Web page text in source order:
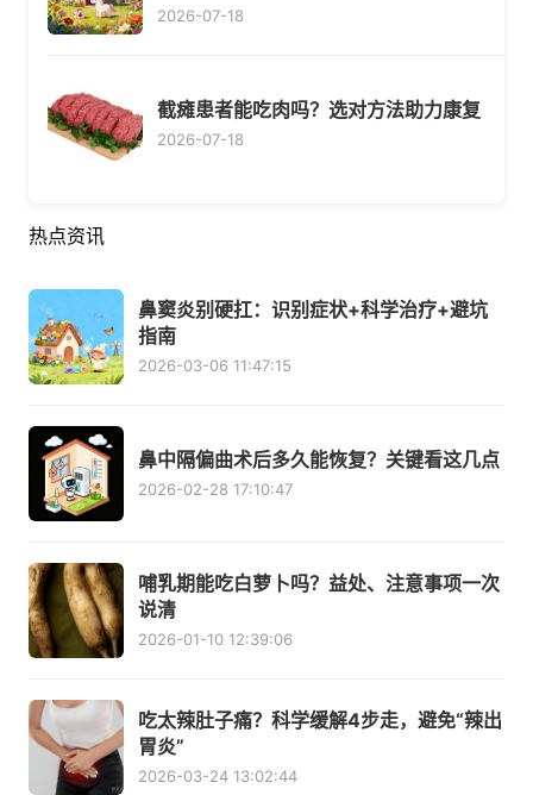
2026-07-18
截瘫患者能吃肉吗？选对方法助力康复
2026-07-18
热点资讯
鼻窦炎别硬扛：识别症状+科学治疗+避坑
指南
2026-03-06 11:47:15
鼻中隔偏曲术后多久能恢复？关键看这几点
2026-02-28 17:10:47
哺乳期能吃白萝卜吗？益处、注意事项一次
说清
2026-01-10 12:39:06
吃太辣肚子痛？科学缓解4步走，避免“辣出
胃炎”
2026-03-24 13:02:44